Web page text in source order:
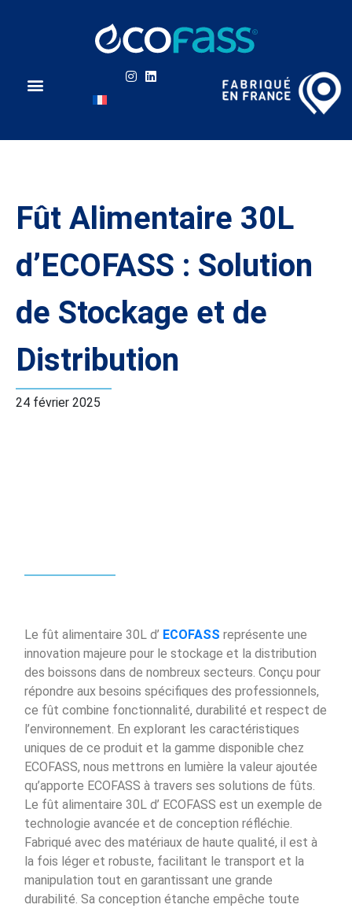
Fût Alimentaire 30L
d’ECOFASS : Solution
de Stockage et de
Distribution
24 février 2025
Le fût alimentaire 30L d’ ECOFASS représente une
innovation majeure pour le stockage et la distribution
des boissons dans de nombreux secteurs. Conçu pour
répondre aux besoins spécifiques des professionnels,
ce fût combine fonctionnalité, durabilité et respect de
l’environnement. En explorant les caractéristiques
uniques de ce produit et la gamme disponible chez
ECOFASS, nous mettrons en lumière la valeur ajoutée
qu’apporte ECOFASS à travers ses solutions de fûts.
Le fût alimentaire 30L d’ ECOFASS est un exemple de
technologie avancée et de conception réfléchie.
Fabriqué avec des matériaux de haute qualité, il est à
la fois léger et robuste, facilitant le transport et la
manipulation tout en garantissant une grande
durabilité. Sa conception étanche empêche toute